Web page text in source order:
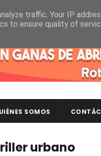
SOMOS
urbano
traffic. Your IP
to ensure quality of